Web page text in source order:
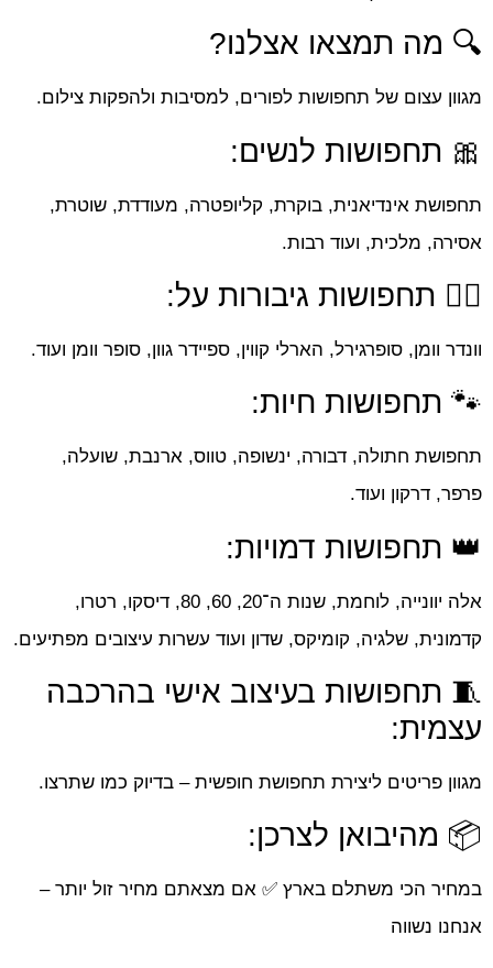
🔍 מה תמצאו אצלנו?
מגוון עצום של תחפושות לפורים, למסיבות ולהפקות צילום.
🎀 תחפושות לנשים:
תחפושת אינדיאנית, בוקרת, קליופטרה, מעודדת, שוטרת,
אסירה, מלכית, ועוד רבות.
🤸‍♀️ תחפושות גיבורות על:
וונדר וומן, סופרגירל, הארלי קווין, ספיידר גוון, סופר וומן ועוד.
🐾 תחפושות חיות:
תחפושת חתולה, דבורה, ינשופה, טווס, ארנבת, שועלה,
פרפר, דרקון ועוד.
👑 תחפושות דמויות:
אלה יוונייה, לוחמת, שנות ה־20, 60, 80, דיסקו, רטרו,
קדמונית, שלגיה, קומיקס, שדון ועוד עשרות עיצובים מפתיעים.
🧵 תחפושות בעיצוב אישי בהרכבה
עצמית:
מגוון פריטים ליצירת תחפושת חופשית – בדיוק כמו שתרצו.
📦 מהיבואן לצרכן:
במחיר הכי משתלם בארץ ✅ אם מצאתם מחיר זול יותר –
אנחנו נשווה